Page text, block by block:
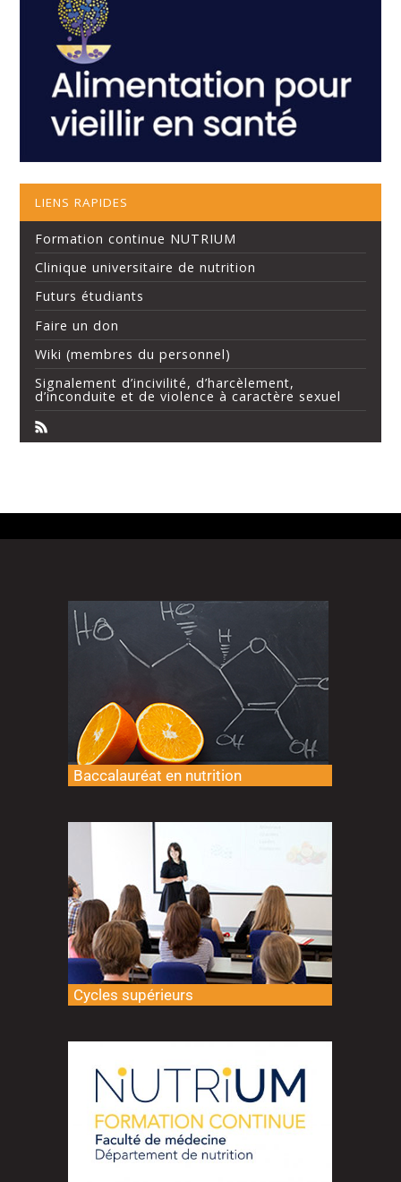
LIENS RAPIDES
Formation continue NUTRIUM
Clinique universitaire de nutrition
Futurs étudiants
Faire un don
Wiki (membres du personnel)
Signalement d’incivilité, d’harcèlement,
d’inconduite et de violence à caractère sexuel
Baccalauréat en nutrition
Cycles supérieurs